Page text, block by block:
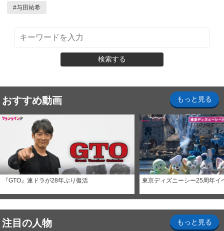
#与田祐希
検索する
おすすめ動画 もっと見る
『GTO』連ドラが28年ぶり復活 東京ディズニーシー25周年イ
注目の人物 もっと見る